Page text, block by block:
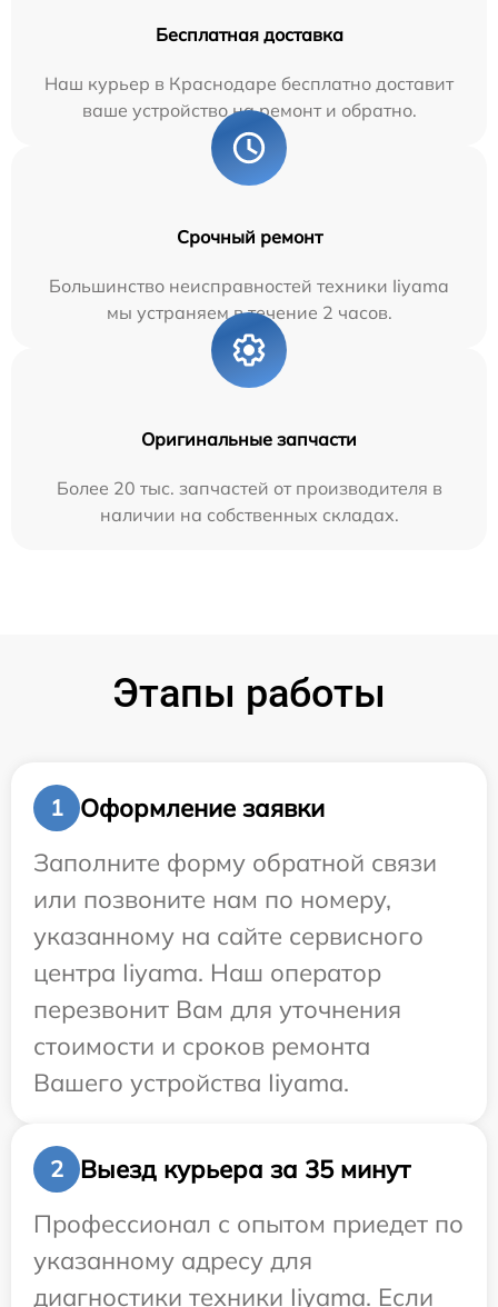
Бесплатная доставка
Наш курьер в Краснодаре бесплатно доставит
ваше устройство на ремонт и обратно.
Срочный ремонт
Большинство неисправностей техники Iiyama
мы устраняем в течение 2 часов.
Оригинальные запчасти
Более 20 тыс. запчастей от производителя в
наличии на собственных складах.
Этапы работы
1
Оформление заявки
Заполните форму обратной связи
или позвоните нам по номеру,
указанному на сайте сервисного
центра Iiyama. Наш оператор
перезвонит Вам для уточнения
стоимости и сроков ремонта
Вашего устройства Iiyama.
2
Выезд курьера за 35 минут
Профессионал с опытом приедет по
указанному адресу для
диагностики техники Iiyama. Если